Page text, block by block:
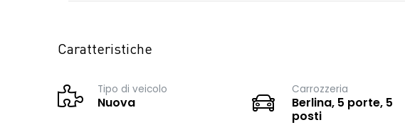
Caratteristiche
Tipo di veicolo
Nuova
Carrozzeria
Berlina, 5 porte, 5
posti